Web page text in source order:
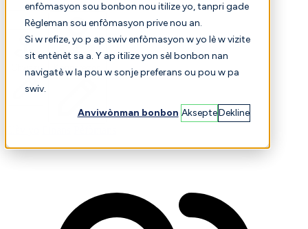
enfòmasyon sou bonbon nou itilize yo, tanpri gade
Règleman sou enfòmasyon prive nou an.
Si w refize, yo p ap swiv enfòmasyon w yo lè w vizite
sit entènèt sa a. Y ap itilize yon sèl bonbon nan
navigatè w la pou w sonje preferans ou pou w pa
swiv.
Anviwònman bonbon AksepteDekline
Konparezon